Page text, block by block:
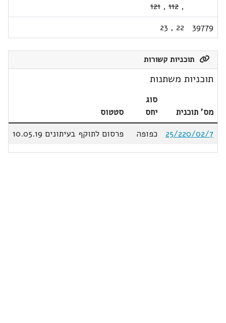
,
112
,
121
39779
22
,
23
תוכניות קשורות
תוכניות משתנות
מס' תוכנית
סוג
יחס
סטטוס
25/220/02/7
כפופה פרסום לתוקף בעיתונים 10.05.19